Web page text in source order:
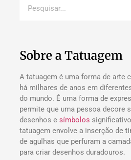
Sobre a Tatuagem
A tatuagem é uma forma de arte
há milhares de anos em
do mundo. É uma forma de
permite que uma pessoa decore
desenhos e símbolos
tatuagem envolve a inserção de
de agulhas que perfuram a
para criar desenhos duradouros.